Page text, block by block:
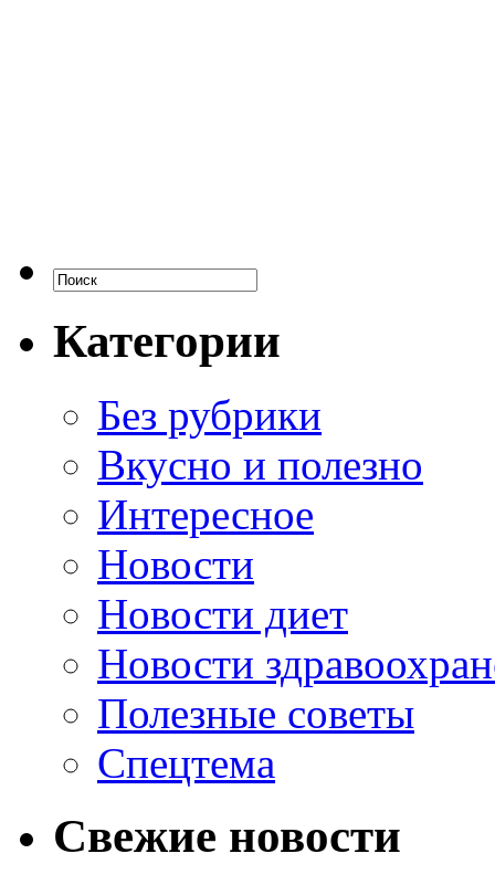
Категории
Без рубрики
Вкусно и полезно
Интересное
Новости
Новости диет
Новости
Полезные советы
Спецтема
Свежие новости